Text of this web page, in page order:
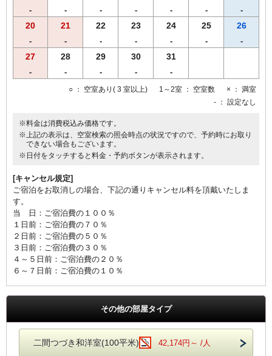
- - - - - - -
20
-
21
-
22
-
23
-
24
-
25
-
26
-
27
-
28
-
29
-
30
-
31
-
○ ： 空室あり( 3 室以上) 1～2室 ： 空室数 × ： 満室
- ： 設定なし
※料金は消費税込み価格です。
※上記の表示は、空室検索の照会時点の状況ですので、予約時にお取り
できない場合もございます。
※日付をタッチすると料金・予約ボタンが表示されます。
[キャンセル規定]
ご宿泊をお取消しの場合、下記の通りキャンセル料を頂戴いたしま
す。
当 日：ご宿泊費の１００％
１日前：ご宿泊費の７０％
２日前：ご宿泊費の５０％
３日前：ご宿泊費の３０％
４～５日前：ご宿泊費の２０％
６～７日前：ご宿泊費の１０％
その他の部屋タイプ
二間つづき和洋室(100平米) 42,174円～ /人